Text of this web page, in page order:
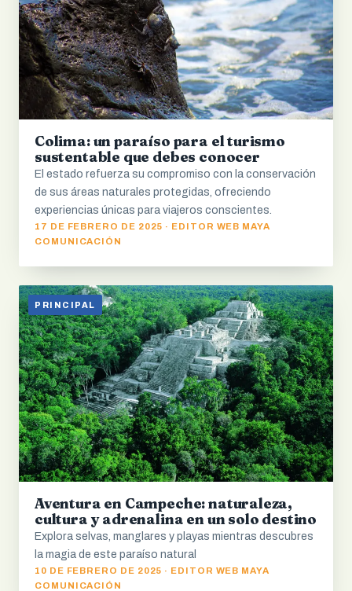
Colima: un paraíso para el turismo
sustentable que debes conocer
El estado refuerza su compromiso con la conservación
de sus áreas naturales protegidas, ofreciendo
experiencias únicas para viajeros conscientes.
17 DE FEBRERO DE 2025 · EDITOR WEB MAYA
COMUNICACIÓN
PRINCIPAL
Aventura en Campeche: naturaleza,
cultura y adrenalina en un solo destino
Explora selvas, manglares y playas mientras descubres
la magia de este paraíso natural
10 DE FEBRERO DE 2025 · EDITOR WEB MAYA
COMUNICACIÓN